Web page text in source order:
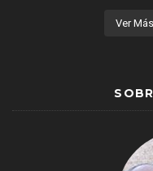
Ver Más